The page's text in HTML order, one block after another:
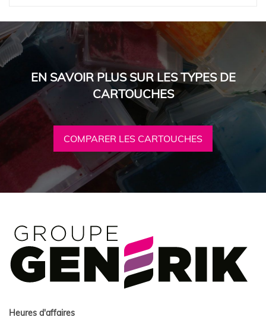
EN SAVOIR PLUS SUR LES TYPES DE
CARTOUCHES
COMPARER LES CARTOUCHES
Heures d'affaires